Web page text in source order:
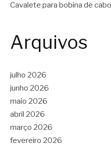
Cavalete para bobina de
Arquivos
julho 2026
junho 2026
maio 2026
abril 2026
março 2026
fevereiro 2026